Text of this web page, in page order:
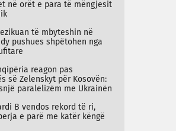
në orët e para të mëngjesit
të mbyteshin në
pushues shpëtohen nga
reagon pas
së Zelenskyt për Kosovën:
paralelizëm me Ukrainën
B vendos rekord të ri,
e parë me katër këngë